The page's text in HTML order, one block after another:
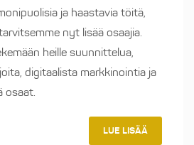
ja haastavia töitä,
nyt lisää osaajia.
heille suunnittelua,
digitaalista markkinointia ja
osaat.
LUE LISÄÄ